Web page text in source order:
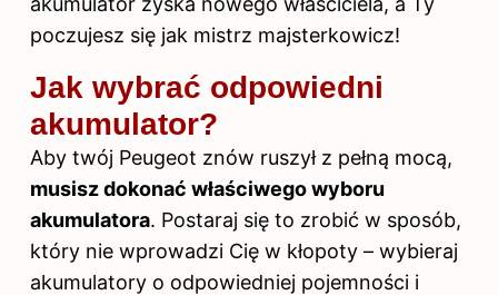
poczujesz się jak mistrz majsterkowicz!
Jak wybrać odpowiedni
akumulator?
Aby twój Peugeot znów ruszył z pełną mocą,
musisz dokonać właściwego wyboru
akumulatora. Postaraj się to zrobić w sposób,
który nie wprowadzi Cię w kłopoty – wybieraj
akumulatory o odpowiedniej pojemności i